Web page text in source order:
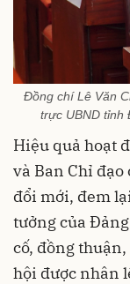
Đồng chí Lê Văn
trực UBND tỉnh
Hiệu quả hoạt
và Ban Chỉ
đổi mới, đem
tưởng của
cố, đồng
hội được nhân